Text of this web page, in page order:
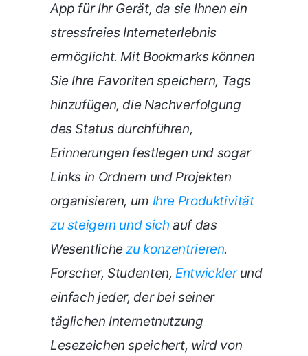
App für Ihr Gerät, da sie Ihnen ein
stressfreies Interneterlebnis
ermöglicht. Mit Bookmarks können
Sie Ihre Favoriten speichern, Tags
hinzufügen, die Nachverfolgung
des Status durchführen,
Erinnerungen festlegen und sogar
Links in Ordnern und Projekten
organisieren, um Ihre Produktivität
zu steigern und sich auf das
Wesentlichezu konzentrieren.
Forscher, Studenten,Entwicklerund
einfach jeder, der bei seiner
täglichen Internetnutzung
Lesezeichen speichert, wird von